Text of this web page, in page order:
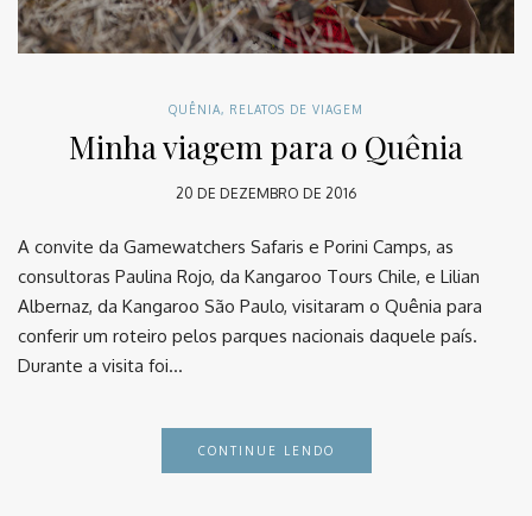
QUÊNIA, RELATOS DE VIAGEM
Minha viagem para o Quênia
20 DE DEZEMBRO DE 2016
A convite da Gamewatchers Safaris e Porini Camps, as
consultoras Paulina Rojo, da Kangaroo Tours Chile, e Lilian
Albernaz, da Kangaroo São Paulo, visitaram o Quênia para
conferir um roteiro pelos parques nacionais daquele país.
Durante a visita foi…
CONTINUE LENDO